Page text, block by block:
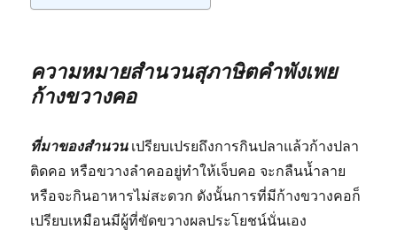
ความหมายสำนวนสุภาษิตคำพังเพย
ก้างขวางคอ
ที่มาของสำนวนเปรียบเปรยถึงการกินปลาแล้วก้างปลา
ติดคอ หรือขวางลำคออยู่ทำให้เจ็บคอ จะกลืนน้ำลาย
หรือจะกินอาหารไม่สะดวก ดังนั้นการที่มีก้างขวางคอก็
เปรียบเหมือนมีผู้ที่ขัดขวางผลประโยชน์นั่นเอง